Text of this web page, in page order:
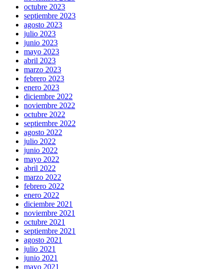
octubre 2023
septiembre 2023
agosto 2023
julio 2023
junio 2023
mayo 2023
abril 2023
marzo 2023
febrero 2023
enero 2023
diciembre 2022
noviembre 2022
octubre 2022
septiembre 2022
agosto 2022
julio 2022
junio 2022
mayo 2022
abril 2022
marzo 2022
febrero 2022
enero 2022
diciembre 2021
noviembre 2021
octubre 2021
septiembre 2021
agosto 2021
julio 2021
junio 2021
mayo 2021